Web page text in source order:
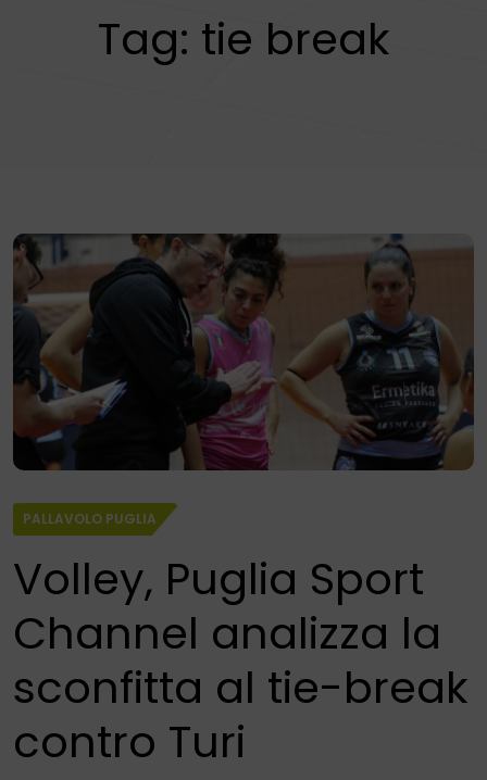
Tag: tie break
PALLAVOLO PUGLIA
Volley, Puglia Sport
Channel analizza la
sconfitta al tie-break
contro Turi